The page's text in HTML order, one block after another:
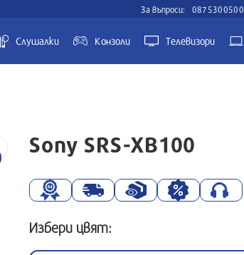
За въпроси: 0875300500
Слушалки Kонзоли Телевизори
Sony SRS-XB100
Избери цвят: